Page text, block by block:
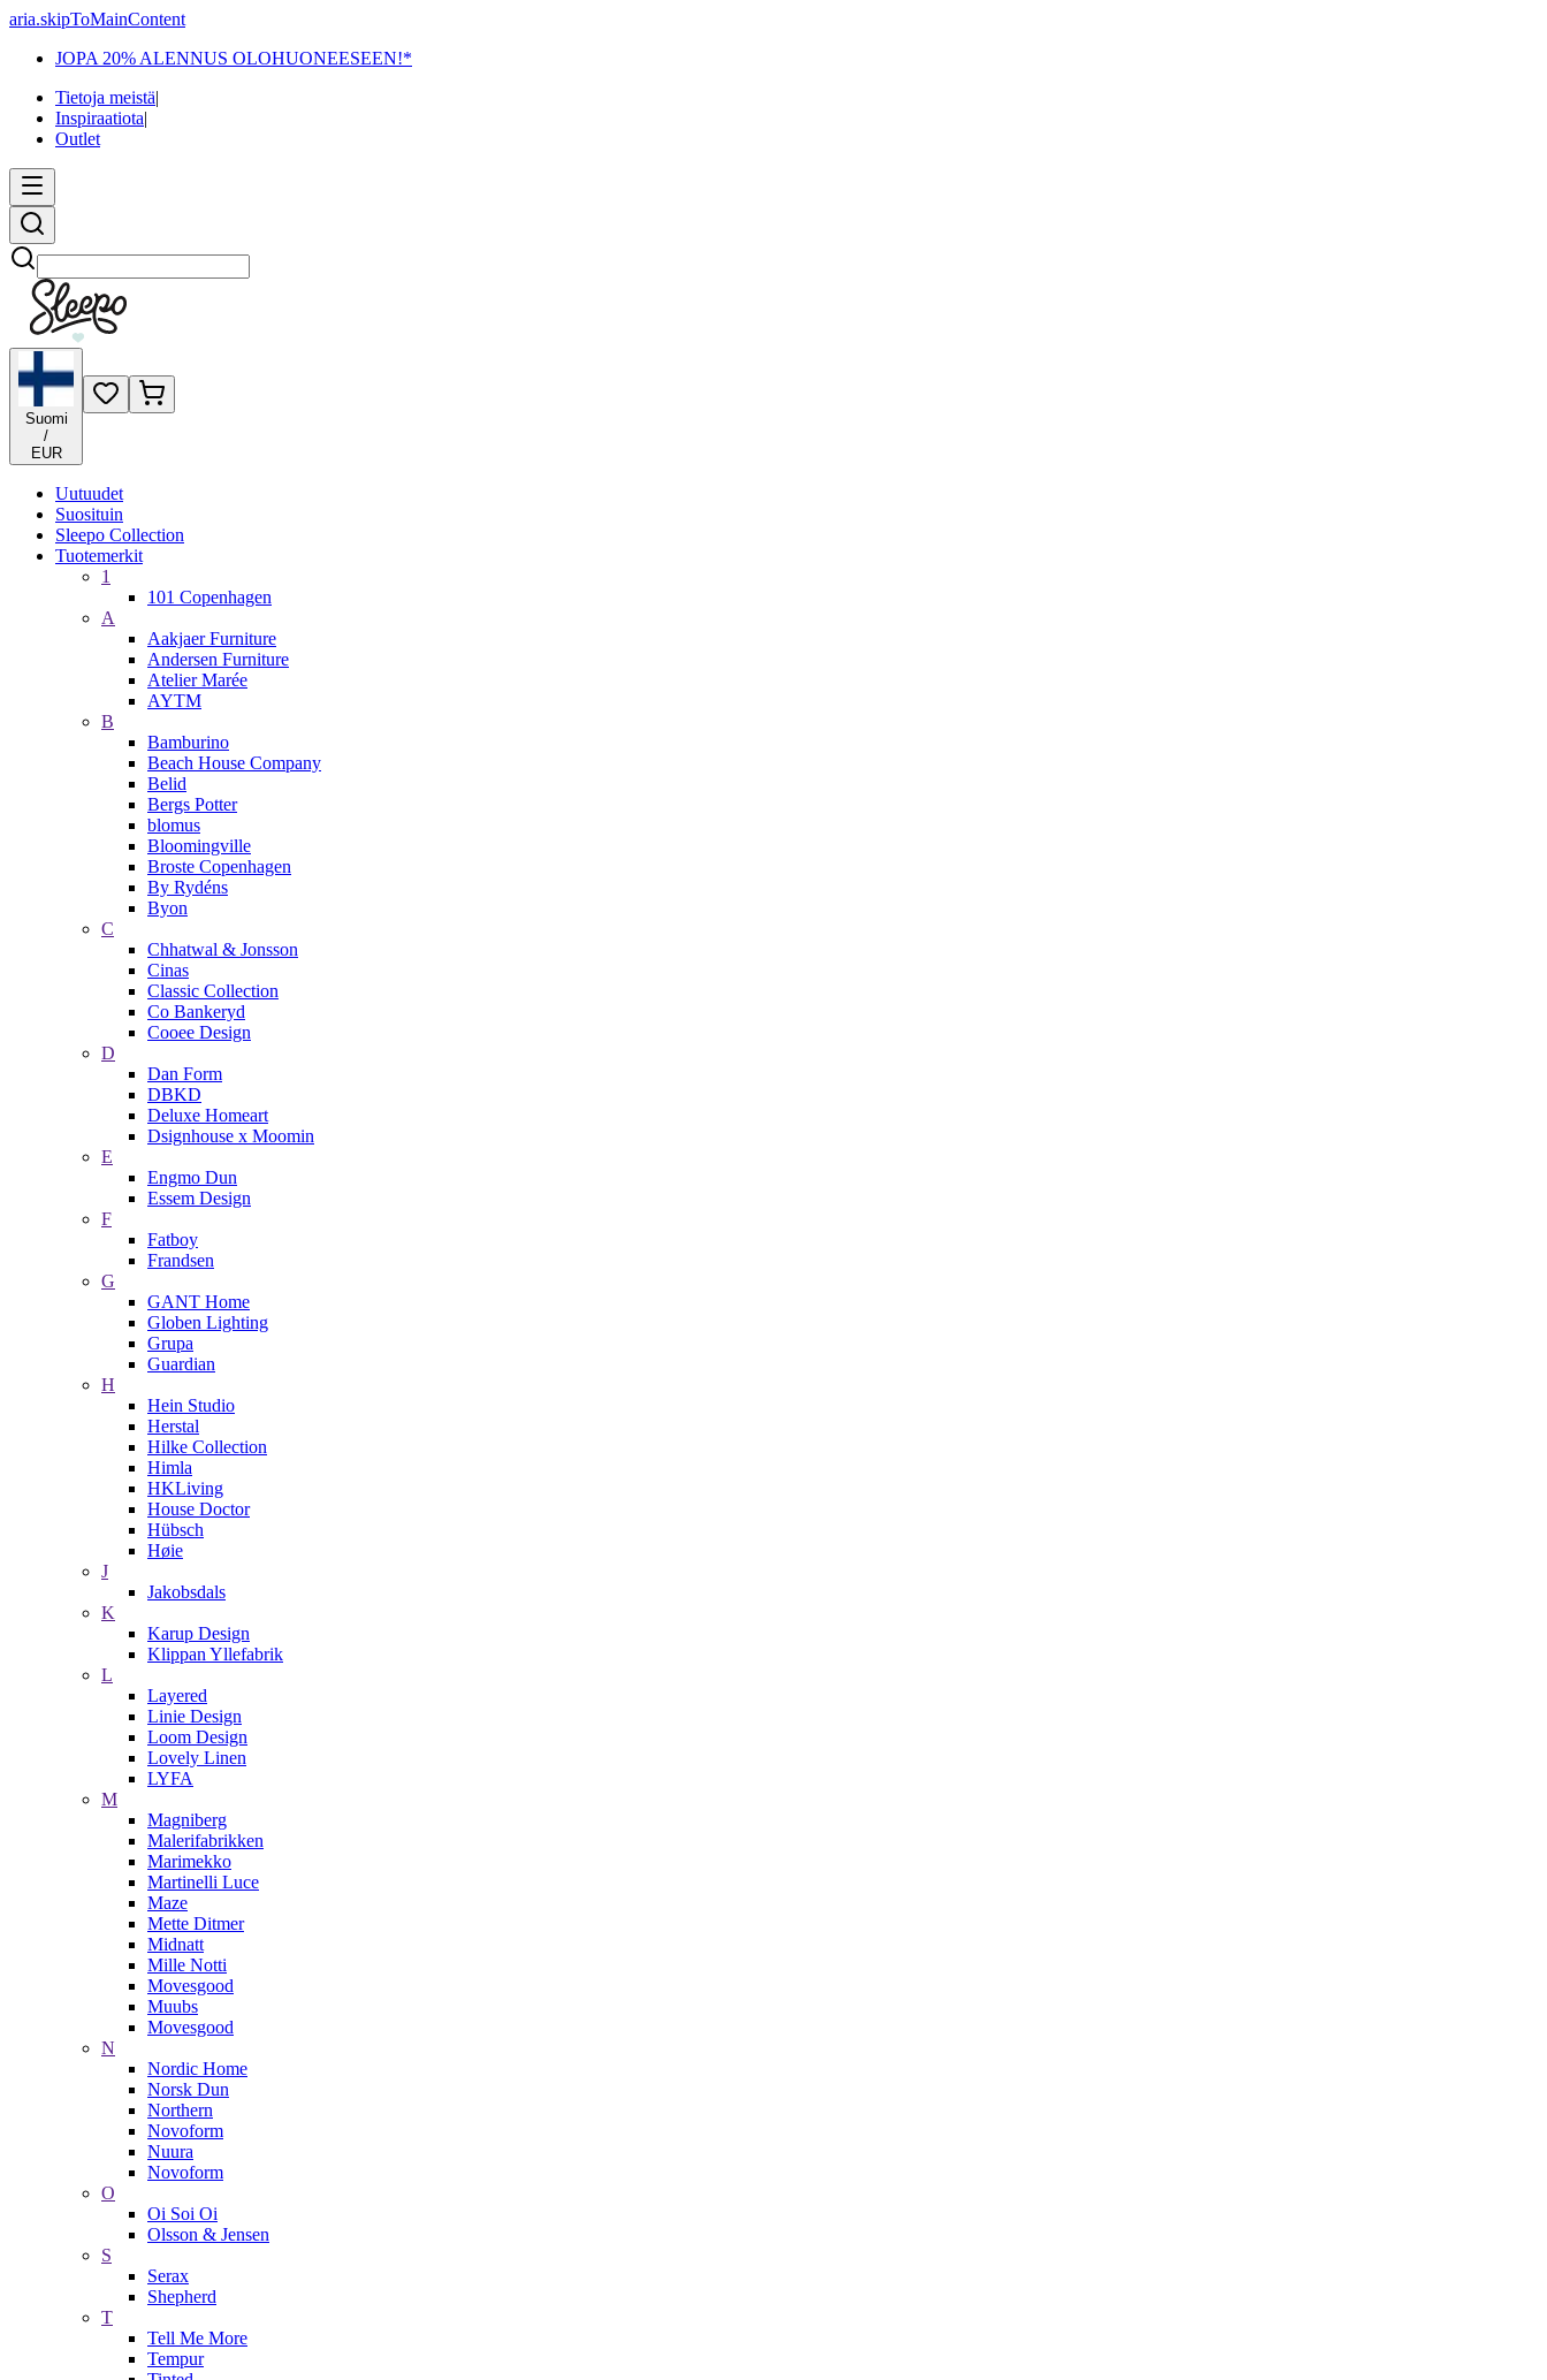
aria.skipToMainContent
JOPA 20% ALENNUS OLOHUONEESEEN!*
Tietoja meistä|
Inspiraatiota|
Outlet
Etsi
Suomi
/
EUR
Uutuudet
Suosituin
Sleepo Collection
Tuotemerkit
1
101 Copenhagen
A
Aakjaer Furniture
Andersen Furniture
Atelier Marée
AYTM
B
Bamburino
Beach House Company
Belid
Bergs Potter
blomus
Bloomingville
Broste Copenhagen
By Rydéns
Byon
C
Chhatwal & Jonsson
Cinas
Classic Collection
Co Bankeryd
Cooee Design
D
Dan Form
DBKD
Deluxe Homeart
Dsignhouse x Moomin
E
Engmo Dun
Essem Design
F
Fatboy
Frandsen
G
GANT Home
Globen Lighting
Grupa
Guardian
H
Hein Studio
Herstal
Hilke Collection
Himla
HKLiving
House Doctor
Hübsch
Høie
J
Jakobsdals
K
Karup Design
Klippan Yllefabrik
L
Layered
Linie Design
Loom Design
Lovely Linen
LYFA
M
Magniberg
Malerifabrikken
Marimekko
Martinelli Luce
Maze
Mette Ditmer
Midnatt
Mille Notti
Movesgood
Muubs
Movesgood
N
Nordic Home
Norsk Dun
Northern
Novoform
Nuura
Novoform
O
Oi Soi Oi
Olsson & Jensen
S
Serax
Shepherd
T
Tell Me More
Tempur